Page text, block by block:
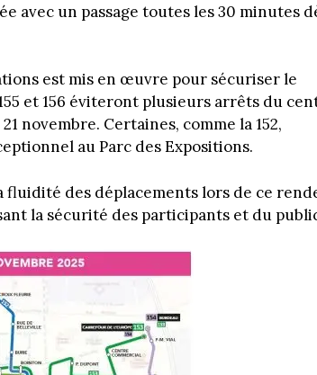
avec un passage toutes les 30 minutes
est mis en œuvre pour sécuriser le
155 et 156 éviteront plusieurs arrêts du
novembre. Certaines, comme la 152,
au Parc des Expositions.
fluidité des déplacements lors de ce
la sécurité des participants et du